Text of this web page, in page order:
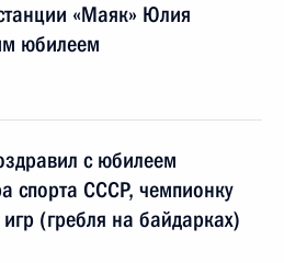
«Маяк» Юлия
юбилеем
с юбилеем
спорта СССР, чемпионку
(гребля на байдарках)